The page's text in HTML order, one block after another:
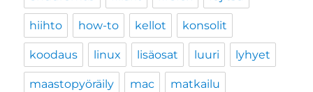
hiihto how-to kellot konsolit
koodaus linux lisäosat luuri lyhyet
maastopyöräily mac matkailu